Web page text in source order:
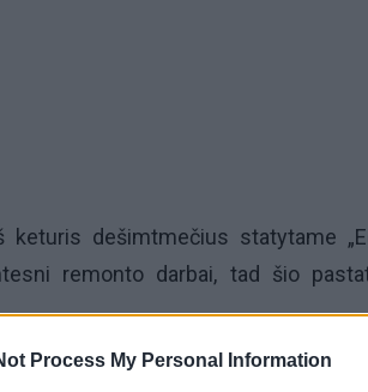
Process My Personal Information
keturis dešimtmečius statytame
remonto darbai, tad šio
darbų lopšelis-darželis galės